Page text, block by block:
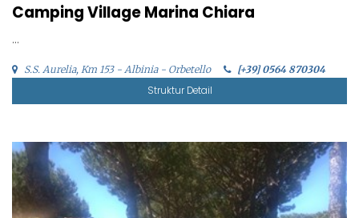
Camping Village Marina Chiara
...
S.S. Aurelia, Km 153 - Albinia - Orbetello [+39] 0564 870304
Struktur Detail